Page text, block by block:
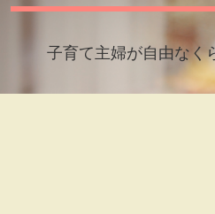
子育て主婦が自由なく